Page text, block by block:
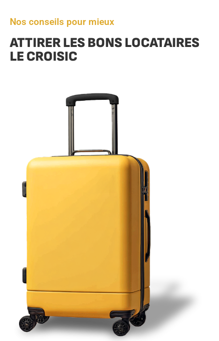
Nos conseils pour mieux
ATTIRER LES BONS LOCATAIRES
LE CROISIC